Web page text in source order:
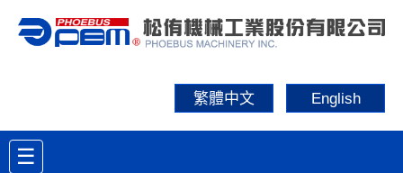
繁體中文 English
☰